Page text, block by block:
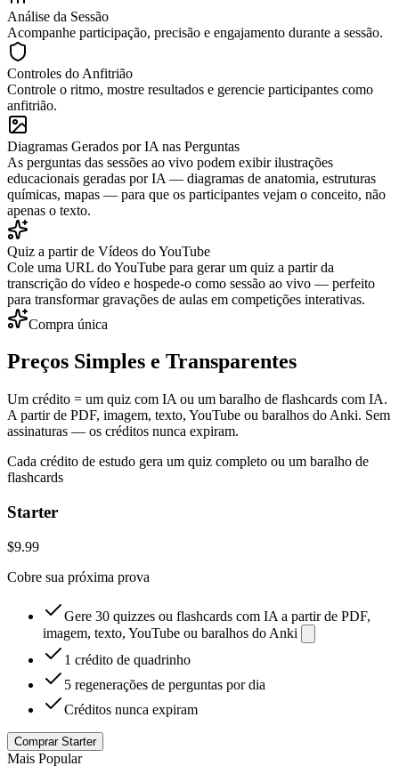
Análise da Sessão
Acompanhe participação, precisão e engajamento durante a sessão.
Controles do Anfitrião
Controle o ritmo, mostre resultados e gerencie participantes como
anfitrião.
Diagramas Gerados por IA nas Perguntas
As perguntas das sessões ao vivo podem exibir ilustrações
educacionais geradas por IA — diagramas de anatomia, estruturas
químicas, mapas — para que os participantes vejam o conceito, não
apenas o texto.
Quiz a partir de Vídeos do YouTube
Cole uma URL do YouTube para gerar um quiz a partir da
transcrição do vídeo e hospede-o como sessão ao vivo — perfeito
para transformar gravações de aulas em competições interativas.
Compra única
Preços Simples e Transparentes
Um crédito = um quiz com IA ou um baralho de flashcards com IA.
A partir de PDF, imagem, texto, YouTube ou baralhos do Anki. Sem
assinaturas — os créditos nunca expiram.
Cada crédito de estudo gera um quiz completo ou um baralho de
flashcards
Starter
$9.99
Cobre sua próxima prova
Gere 30 quizzes ou flashcards com IA a partir de PDF,
imagem, texto, YouTube ou baralhos do Anki
1 crédito de quadrinho
5 regenerações de perguntas por dia
Créditos nunca expiram
Comprar Starter
Mais Popular